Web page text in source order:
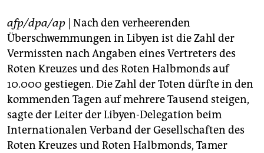
fragen & hilfe
unterstützen
abo
genossenschaft
epaper login
afp/dpa/ap | Nach den verheerenden
Überschwemmungen in Libyen ist die Zahl der
Vermissten nach Angaben eines Vertreters des
Roten Kreuzes und des Roten Halbmonds auf
10.000 gestiegen. Die Zahl der Toten dürfte in den
kommenden Tagen auf mehrere Tausend steigen,
sagte der Leiter der Libyen-Delegation beim
Internationalen Verband der Gesellschaften des
Roten Kreuzes und Roten Halbmonds, Tamer